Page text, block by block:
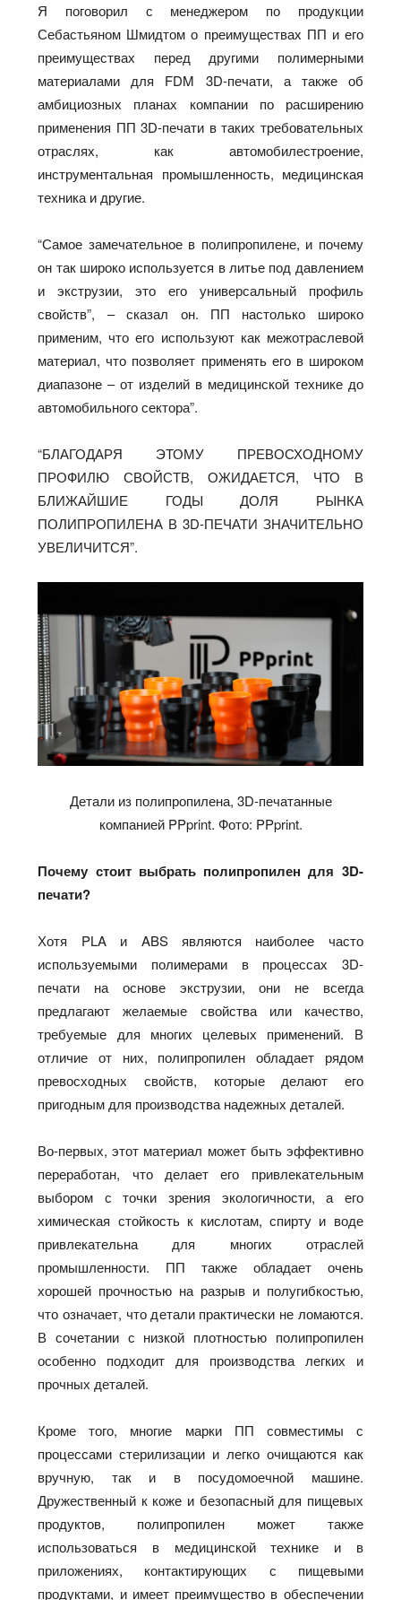
Я поговорил с менеджером по продукции
Себастьяном Шмидтом о преимуществах ПП и его
преимуществах перед другими полимерными
материалами для FDM 3D-печати, а также об
амбициозных планах компании по расширению
применения ПП 3D-печати в таких требовательных
отраслях, как автомобилестроение,
инструментальная промышленность, медицинская
техника и другие.
“Самое замечательное в полипропилене, и почему
он так широко используется в литье под давлением
и экструзии, это его универсальный профиль
свойств”, – сказал он. ПП настолько широко
применим, что его используют как межотраслевой
материал, что позволяет применять его в широком
диапазоне – от изделий в медицинской технике до
автомобильного сектора”.
“БЛАГОДАРЯ ЭТОМУ ПРЕВОСХОДНОМУ
ПРОФИЛЮ СВОЙСТВ, ОЖИДАЕТСЯ, ЧТО В
БЛИЖАЙШИЕ ГОДЫ ДОЛЯ РЫНКА
ПОЛИПРОПИЛЕНА В 3D-ПЕЧАТИ ЗНАЧИТЕЛЬНО
УВЕЛИЧИТСЯ”.
Детали из полипропилена, 3D-печатанные
компанией PPprint. Фото: PPprint.
Почему стоит выбрать полипропилен для 3D-
печати?
Хотя PLA и ABS являются наиболее часто
используемыми полимерами в процессах 3D-
печати на основе экструзии, они не всегда
предлагают желаемые свойства или качество,
требуемые для многих целевых применений. В
отличие от них, полипропилен обладает рядом
превосходных свойств, которые делают его
пригодным для производства надежных деталей.
Во-первых, этот материал может быть эффективно
переработан, что делает его привлекательным
выбором с точки зрения экологичности, а его
химическая стойкость к кислотам, спирту и воде
привлекательна для многих отраслей
промышленности. ПП также обладает очень
хорошей прочностью на разрыв и полугибкостью,
что означает, что детали практически не ломаются.
В сочетании с низкой плотностью полипропилен
особенно подходит для производства легких и
прочных деталей.
Кроме того, многие марки ПП совместимы с
процессами стерилизации и легко очищаются как
вручную, так и в посудомоечной машине.
Дружественный к коже и безопасный для пищевых
продуктов, полипропилен может также
использоваться в медицинской технике и в
приложениях, контактирующих с пищевыми
продуктами, и имеет преимущество в обеспечении